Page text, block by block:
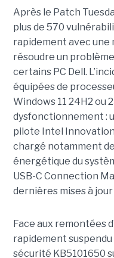
Après le Patch
plus de 570
rapidement avec une
résoudre un
certains PC Dell.
équipées de
Windows 11 24H2 ou
dysfonctionnement :
pilote Intel
chargé notamment
énergétique du
USB-C Connection
dernières mises à jour
Face aux remontées
rapidement suspendu
sécurité KB5101650